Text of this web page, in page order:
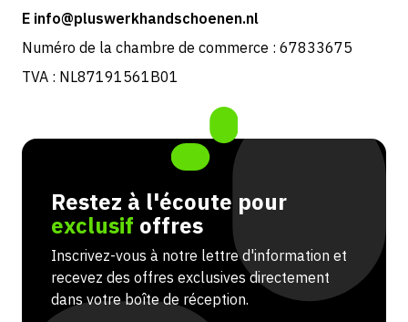
E info@pluswerkhandschoenen.nl
Numéro de la chambre de commerce : 67833675
TVA : NL87191561B01
Restez à l'écoute pour
exclusif offres
Inscrivez-vous à notre lettre d'information et
recevez des offres exclusives directement
dans votre boîte de réception.